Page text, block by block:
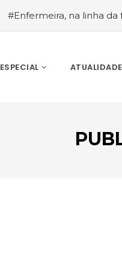
#Enfermeira, na linha da
ESPECIAL ATUALIDADE